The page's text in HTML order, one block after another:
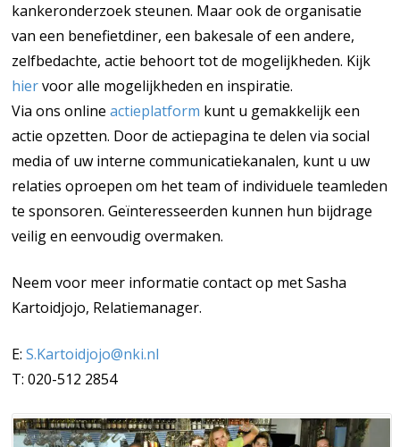
kankeronderzoek steunen. Maar ook de organisatie
van een benefietdiner, een bakesale of een andere,
zelfbedachte, actie behoort tot de mogelijkheden. Kijk
hier voor alle mogelijkheden en inspiratie.
Via ons onlineactieplatform kunt u gemakkelijk een
actie opzetten. Door de actiepagina te delen via social
media of uw interne communicatiekanalen, kunt u uw
relaties oproepen om het team of individuele teamleden
te sponsoren. Geïnteresseerden kunnen hun bijdrage
veilig en eenvoudig overmaken.
Neem voor meer informatie contact op met Sasha
Kartoidjojo, Relatiemanager.
E:S.Kartoidjojo@nki.nl
T: 020-512 2854